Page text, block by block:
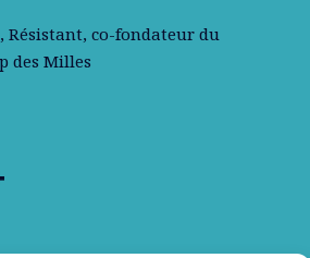
, Résistant, co-fondateur du
des Milles